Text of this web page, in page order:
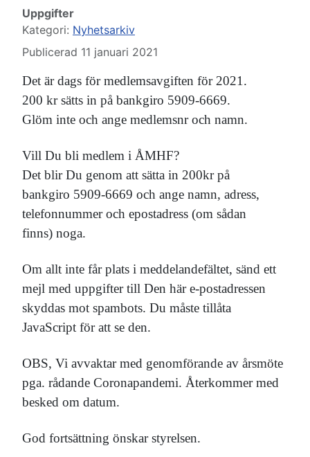
Uppgifter
Kategori: Nyhetsarkiv
Publicerad 11 januari 2021
Det är dags för medlemsavgiften för 2021.
200 kr sätts in på bankgiro 5909-6669.
Glöm inte och ange medlemsnr och namn.
Vill Du bli medlem i ÅMHF?
Det blir Du genom att sätta in 200kr på
bankgiro 5909-6669 och ange namn, adress,
telefonnummer och epostadress (om sådan
finns) noga.
Om allt inte får plats i meddelandefältet, sänd ett
mejl med uppgifter till Den här e-postadressen
skyddas mot spambots. Du måste tillåta
JavaScript för att se den.
OBS, Vi avvaktar med genomförande av årsmöte
pga. rådande Coronapandemi. Återkommer med
besked om datum.
God fortsättning önskar styrelsen.